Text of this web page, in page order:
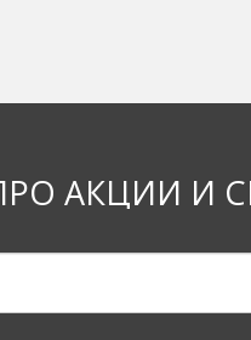
АКЦИИ И